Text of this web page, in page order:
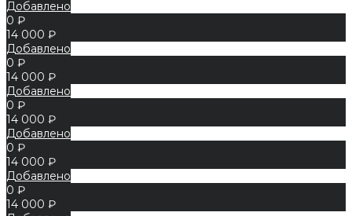
Добавлено
0 ₽
14 000 ₽
Добавлено
0 ₽
14 000 ₽
Добавлено
0 ₽
14 000 ₽
Добавлено
0 ₽
14 000 ₽
Добавлено
0 ₽
14 000 ₽